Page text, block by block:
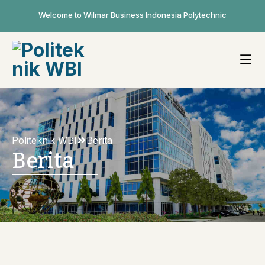
Welcome to Wilmar Business Indonesia Polytechnic
Politeknik WBI Berita
Berita